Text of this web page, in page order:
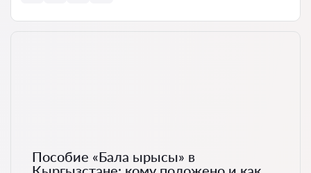
Пособие «Бала ырысы» в